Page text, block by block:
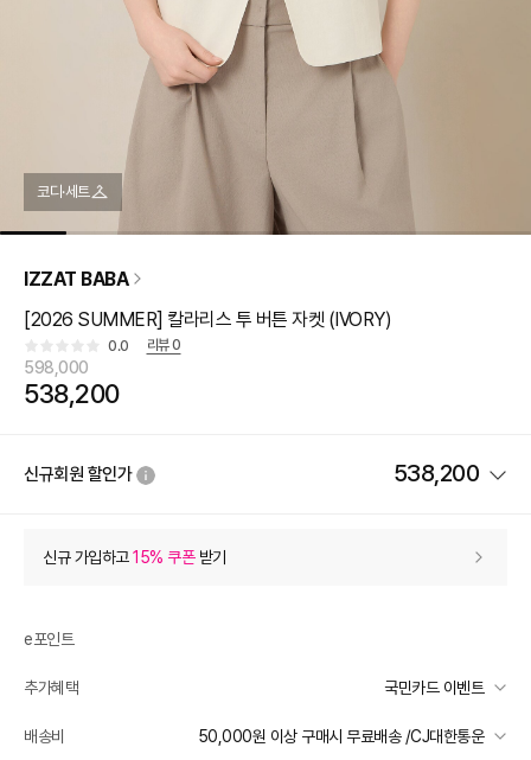
코디·세트
IZZAT BABA
[2026 SUMMER] 칼라리스 투 버튼 자켓 (IVORY)
0.0 리뷰0
598,000
538,200
신규회원 할인가 538,200
상품 할인 (자동적용)
추가 할인 0
e포인트 (보유 : 0P)
0
신규 가입하고15% 쿠폰받기
e포인트
추가혜택 국민카드 이벤트
국민카드 이벤트
배송비 50,000원 이상 구매시 무료배송 /CJ대한통운